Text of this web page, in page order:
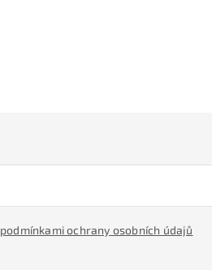
podmínkami ochrany osobních údajů